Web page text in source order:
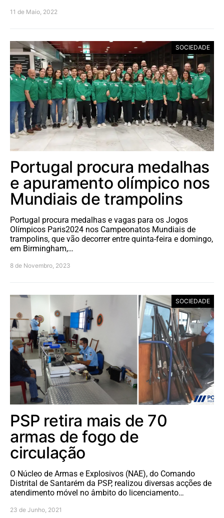
11 de Maio, 2022
SOCIEDADE
Portugal procura medalhas
e apuramento olímpico nos
Mundiais de trampolins
Portugal procura medalhas e vagas para os Jogos
Olímpicos Paris2024 nos Campeonatos Mundiais de
trampolins, que vão decorrer entre quinta-feira e domingo,
em Birmingham,…
8 de Novembro, 2023
SOCIEDADE
PSP retira mais de 70
armas de fogo de
circulação
O Núcleo de Armas e Explosivos (NAE), do Comando
Distrital de Santarém da PSP, realizou diversas acções de
atendimento móvel no âmbito do licenciamento…
23 de Junho, 2021